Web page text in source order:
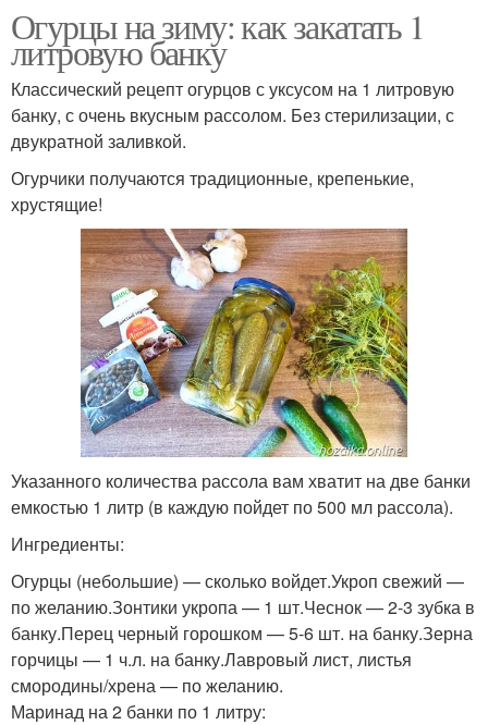
Огурцы на зиму: как закатать 1
литровую банку
Классический рецепт огурцов с уксусом на 1 литровую
банку, с очень вкусным рассолом. Без стерилизации, с
двукратной заливкой.
Огурчики получаются традиционные, крепенькие,
хрустящие!
Указанного количества рассола вам хватит на две банки
емкостью 1 литр (в каждую пойдет по 500 мл рассола).
Ингредиенты:
Огурцы (небольшие) — сколько войдет.Укроп свежий —
по желанию.Зонтики укропа — 1 шт.Чеснок — 2-3 зубка в
банку.Перец черный горошком — 5-6 шт. на банку.Зерна
горчицы — 1 ч.л. на банку.Лавровый лист, листья
смородины/хрена — по желанию.
Маринад на 2 банки по 1 литру: